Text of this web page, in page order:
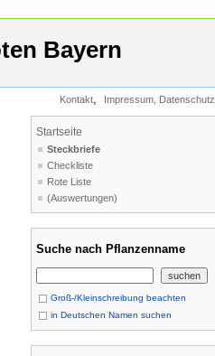
Bayern
Kontakt, Impressum, Datenschutz
Startseite
Steckbriefe
Checkliste
Rote Liste
(Auswertungen)
Suche nach Pflanzenname
Groß-/Kleinschreibung beachten
in Deutschen Namen suchen